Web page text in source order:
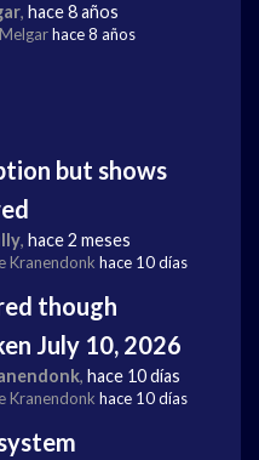
, hace 8 años
hace 8 años
but shows
, hace 2 meses
Kranendonk hace 10 días
though
July 10, 2026
, hace 10 días
Kranendonk hace 10 días